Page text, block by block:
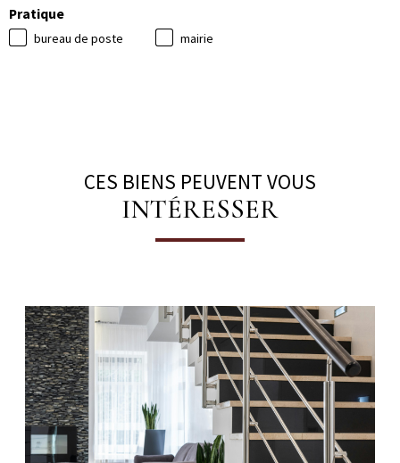
Pratique
bureau de poste mairie
CES BIENS PEUVENT VOUS
INTÉRESSER
voir le bien